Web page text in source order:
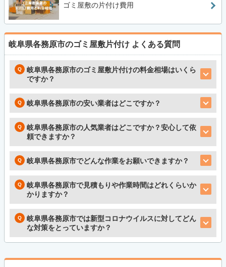
ゴミ屋敷の片付け費用
岐阜県各務原市のゴミ屋敷片付け よくある質問
岐阜県各務原市のゴミ屋敷片付けの料金相場はいくら
ですか？
岐阜県各務原市の安い業者はどこですか？
岐阜県各務原市の人気業者はどこですか？安心して依
頼できますか？
岐阜県各務原市でどんな作業をお願いできますか？
岐阜県各務原市で見積もりや作業時間はどれくらいか
かりますか？
岐阜県各務原市では新型コロナウイルスに対してどん
な対策をとっていますか？